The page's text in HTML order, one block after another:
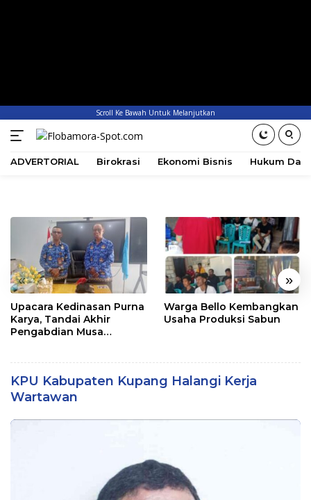
Scroll Ke Bawah Untuk Melanjutkan
ADVERTORIAL Birokrasi Ekonomi Bisnis Hukum
« »
Upacara Kedinasan Purna
Karya, Tandai Akhir
Pengabdian Musa
Warga Bello Kembangkan
Usaha Produksi Sabun
KPU Kabupaten Kupang Halangi Kerja
Wartawan